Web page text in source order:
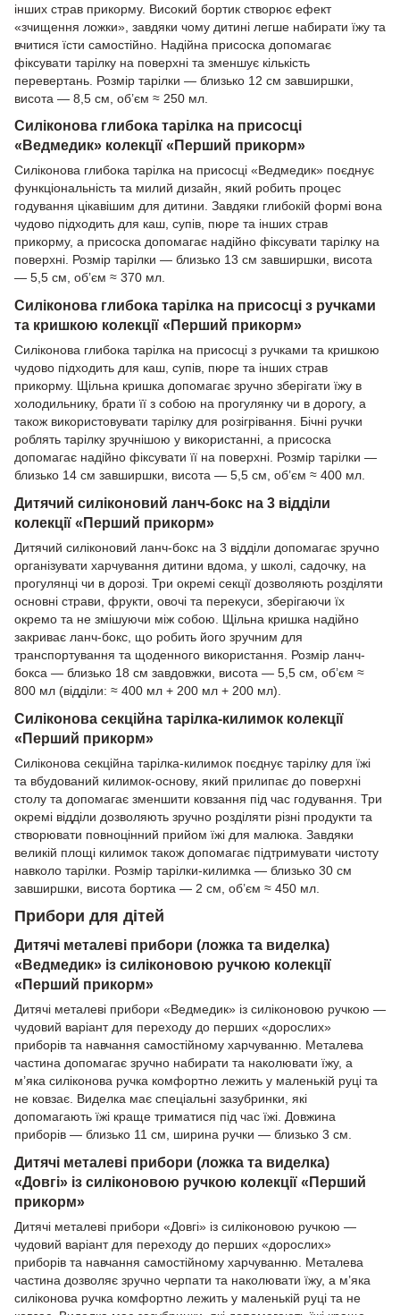
інших страв прикорму. Високий бортик створює ефект
«зчищення ложки», завдяки чому дитині легше набирати їжу та
вчитися їсти самостійно. Надійна присоска допомагає
фіксувати тарілку на поверхні та зменшує кількість
перевертань. Розмір тарілки — близько 12 см завширшки,
висота — 8,5 см, об’єм ≈ 250 мл.
Силіконова глибока тарілка на присосці
«Ведмедик» колекції «Перший прикорм»
Силіконова глибока тарілка на присосці «Ведмедик» поєднує
функціональність та милий дизайн, який робить процес
годування цікавішим для дитини. Завдяки глибокій формі вона
чудово підходить для каш, супів, пюре та інших страв
прикорму, а присоска допомагає надійно фіксувати тарілку на
поверхні. Розмір тарілки — близько 13 см завширшки, висота
— 5,5 см, об’єм ≈ 370 мл.
Силіконова глибока тарілка на присосці з ручками
та кришкою колекції «Перший прикорм»
Силіконова глибока тарілка на присосці з ручками та кришкою
чудово підходить для каш, супів, пюре та інших страв
прикорму. Щільна кришка допомагає зручно зберігати їжу в
холодильнику, брати її з собою на прогулянку чи в дорогу, а
також використовувати тарілку для розігрівання. Бічні ручки
роблять тарілку зручнішою у використанні, а присоска
допомагає надійно фіксувати її на поверхні. Розмір тарілки —
близько 14 см завширшки, висота — 5,5 см, об’єм ≈ 400 мл.
Дитячий силіконовий ланч-бокс на 3 відділи
колекції «Перший прикорм»
Дитячий силіконовий ланч-бокс на 3 відділи допомагає зручно
організувати харчування дитини вдома, у школі, садочку, на
прогулянці чи в дорозі. Три окремі секції дозволяють розділяти
основні страви, фрукти, овочі та перекуси, зберігаючи їх
окремо та не змішуючи між собою. Щільна кришка надійно
закриває ланч-бокс, що робить його зручним для
транспортування та щоденного використання. Розмір ланч-
бокса — близько 18 см завдовжки, висота — 5,5 см, об’єм ≈
800 мл (відділи: ≈ 400 мл + 200 мл + 200 мл).
Силіконова секційна тарілка-килимок колекції
«Перший прикорм»
Силіконова секційна тарілка-килимок поєднує тарілку для їжі
та вбудований килимок-основу, який прилипає до поверхні
столу та допомагає зменшити ковзання під час годування. Три
окремі відділи дозволяють зручно розділяти різні продукти та
створювати повноцінний прийом їжі для малюка. Завдяки
великій площі килимок також допомагає підтримувати чистоту
навколо тарілки. Розмір тарілки-килимка — близько 30 см
завширшки, висота бортика — 2 см, об’єм ≈ 450 мл.
Прибори для дітей
Дитячі металеві прибори (ложка та виделка)
«Ведмедик» із силіконовою ручкою колекції
«Перший прикорм»
Дитячі металеві прибори «Ведмедик» із силіконовою ручкою —
чудовий варіант для переходу до перших «дорослих»
приборів та навчання самостійному харчуванню. Металева
частина допомагає зручно набирати та наколювати їжу, а
м’яка силіконова ручка комфортно лежить у маленькій руці та
не ковзає. Виделка має спеціальні зазубринки, які
допомагають їжі краще триматися під час їжі. Довжина
приборів — близько 11 см, ширина ручки — близько 3 см.
Дитячі металеві прибори (ложка та виделка)
«Довгі» із силіконовою ручкою колекції «Перший
прикорм»
Дитячі металеві прибори «Довгі» із силіконовою ручкою —
чудовий варіант для переходу до перших «дорослих»
приборів та навчання самостійному харчуванню. Металева
частина дозволяє зручно черпати та наколювати їжу, а м’яка
силіконова ручка комфортно лежить у маленькій руці та не